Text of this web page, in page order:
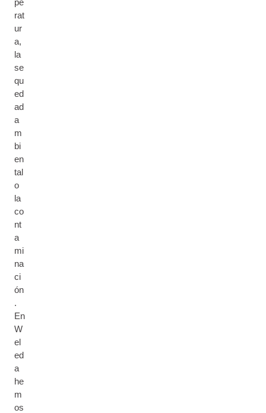
pe
rat
ur
a,
la
se
qu
ed
ad
a
m
bi
en
tal
o
la
co
nt
a
mi
na
ci
ón
.
En
W
el
ed
a
he
m
os